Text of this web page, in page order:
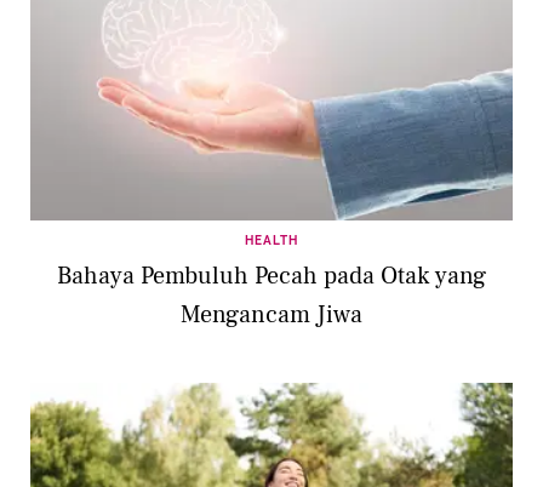
HEALTH
Bahaya Pembuluh Pecah pada Otak yang
Mengancam Jiwa